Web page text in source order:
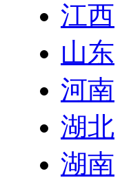
江西
山东
河南
湖北
湖南